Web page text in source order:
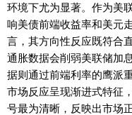
环境下尤为显著。作为美
响美债前端收益率和美元
言，其方向性反应既符合
通胀数据会削弱美联储加
据则通过前端利率的鹰派
市场反应呈现渐进式特征
号最为清晰，反映出市场